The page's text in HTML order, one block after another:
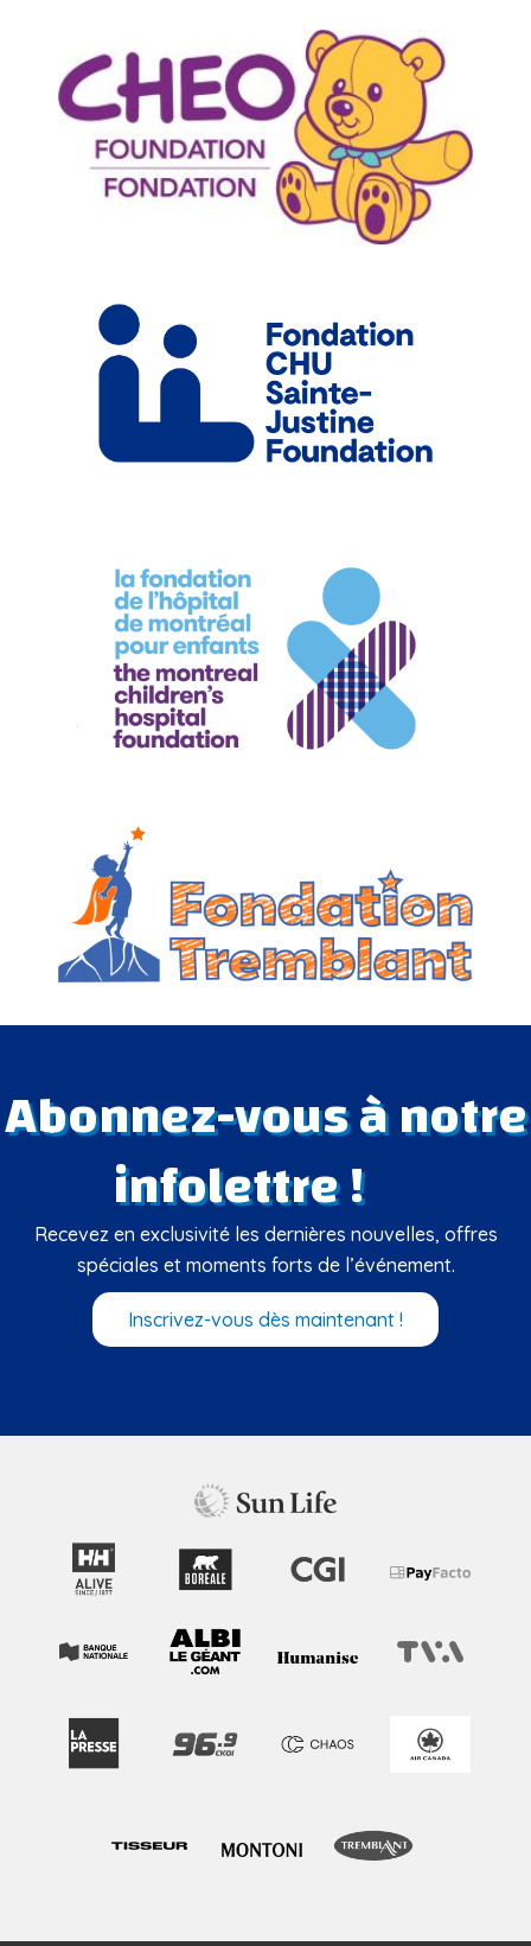
Abonnez-vous à notre
infolettre !
Recevez en exclusivité les dernières nouvelles, offres
spéciales et moments forts de l’événement.
Inscrivez-vous dès maintenant !